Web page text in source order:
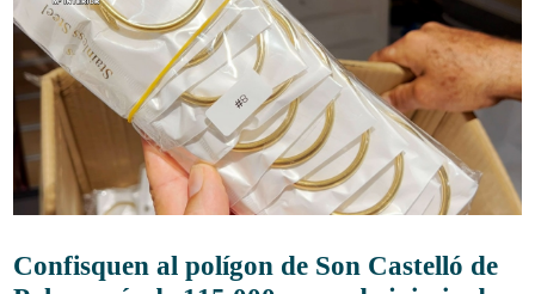
Confisquen al polígon de Son Castelló de